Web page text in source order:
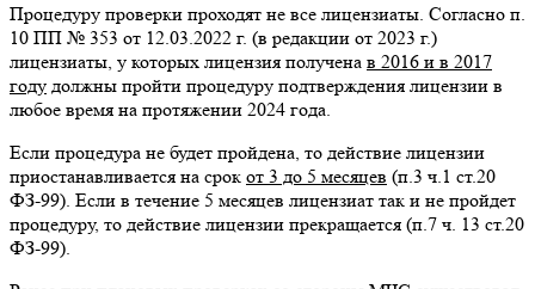
Процедуру проверки проходят не все лицензиаты. Согласно п.
10 ПП № 353 от 12.03.2022 г. (в редакции от 2023 г.)
лицензиаты, у которых лицензия получена в 2016 и в 2017
году должны пройти процедуру подтверждения лицензии в
любое время на протяжении 2024 года.
Если процедура не будет пройдена, то действие лицензии
приостанавливается на срок от 3 до 5 месяцев (п.3 ч.1 ст.20
ФЗ-99). Если в течение 5 месяцев лицензиат так и не пройдет
процедуру, то действие лицензии прекращается (п.7 ч. 13 ст.20
ФЗ-99).